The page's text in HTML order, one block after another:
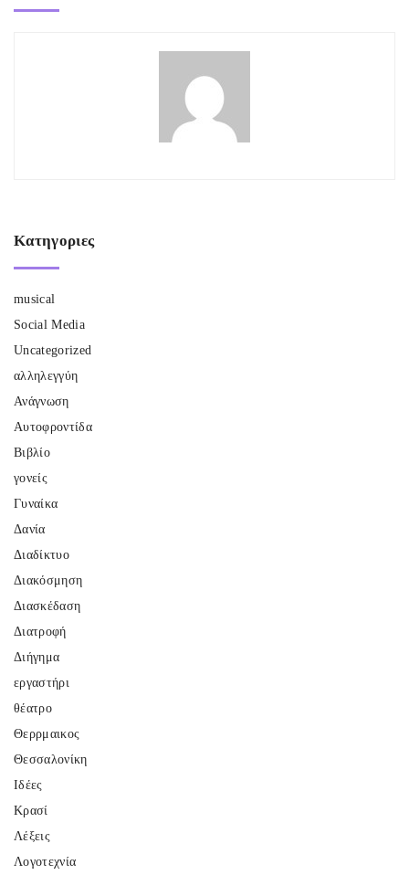
Κατηγοριες
musical
Social Media
Uncategorized
αλληλεγγύη
Ανάγνωση
Αυτοφροντίδα
Βιβλίο
γονείς
Γυναίκα
Δανία
Διαδίκτυο
Διακόσμηση
Διασκέδαση
Διατροφή
Διήγημα
εργαστήρι
θέατρο
Θερρμαικος
Θεσσαλονίκη
Ιδέες
Κρασί
Λέξεις
Λογοτεχνία